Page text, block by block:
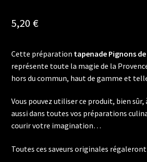
5,20 €
Cette préparation tapenade Pignons
représente toute la magie de la
hors du commun, haut de gamme et
Vous pouvez utiliser ce produit, bien sûr,
aussi dans toutes vos préparations
courir votre imagination…
Toutes ces saveurs originales